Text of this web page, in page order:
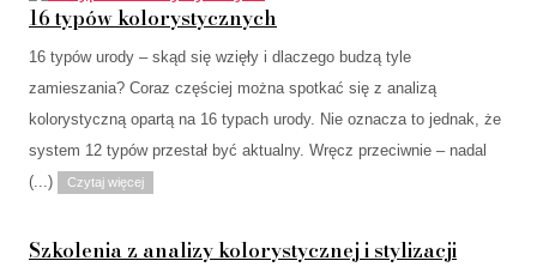
16 typów kolorystycznych
16 typów urody – skąd się wzięły i dlaczego budzą tyle
zamieszania? Coraz częściej można spotkać się z analizą
kolorystyczną opartą na 16 typach urody. Nie oznacza to jednak, że
system 12 typów przestał być aktualny. Wręcz przeciwnie – nadal
(...)
Czytaj więcej
Szkolenia z analizy kolorystycznej i stylizacji